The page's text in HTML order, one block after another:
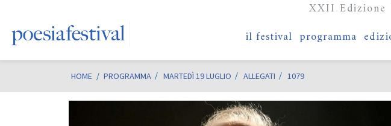
XXII Edizione
il festival programma
HOME / PROGRAMMA MARTEDÌ 19 LUGLIO ALLEGATI 1079